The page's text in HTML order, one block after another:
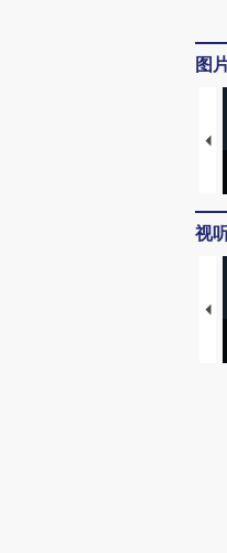
图
视